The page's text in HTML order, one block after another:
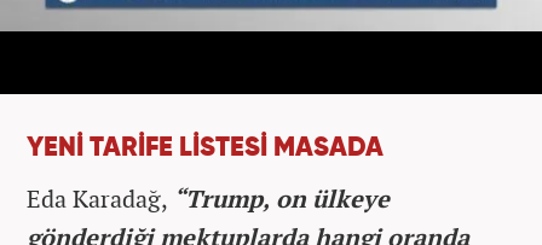
YENİ TARİFE LİSTESİ MASADA
Eda Karadağ, “Trump, on ülkeye
gönderdiği mektuplarda hangi oranda